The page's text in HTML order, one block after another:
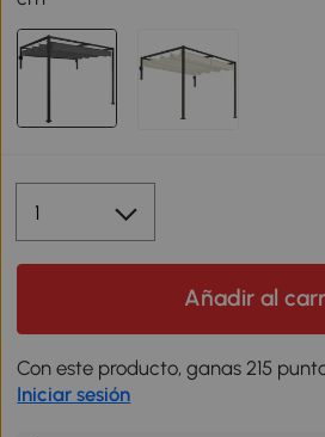
Añadir al
Con este producto, ganas 215
Iniciar sesión